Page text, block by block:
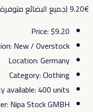
€9.20 (جميع البضائع متوفرة في المخزون وجاهزة للشحن)
Price: $9.20
: New / Overstock
Location:Germany
Category:Clothing
available: 400units
: Nipa Stock GMBH